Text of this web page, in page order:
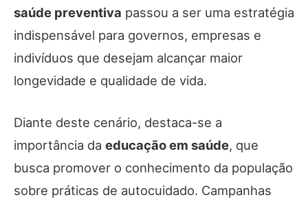
saúde preventiva passou a ser uma estratégia
indispensável para governos, empresas e
indivíduos que desejam alcançar maior
longevidade e qualidade de vida.
Diante deste cenário, destaca-se a
importância da educação em saúde, que
busca promover o conhecimento da população
sobre práticas de autocuidado. Campanhas